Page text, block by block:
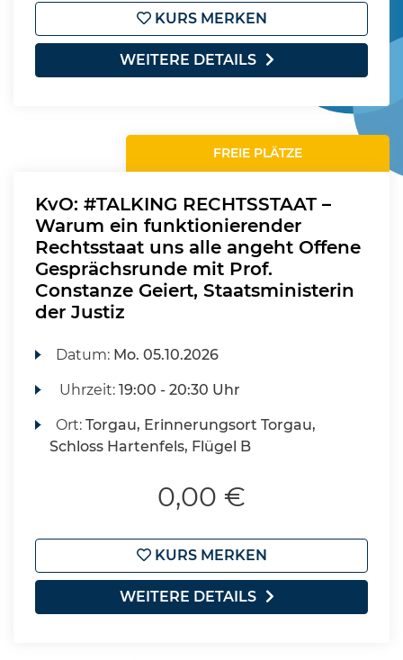
KURS MERKEN
WEITERE DETAILS
FREIE PLÄTZE
KvO: #TALKING RECHTSSTAAT –
Warum ein funktionierender
Rechtsstaat uns alle angeht Offene
Gesprächsrunde mit Prof.
Constanze Geiert, Staatsministerin
der Justiz
Datum: Mo. 05.10.2026
Uhrzeit:19:00 - 20:30 Uhr
Ort:Torgau, Erinnerungsort Torgau,
Schloss Hartenfels, Flügel B
0,00 €
KURS MERKEN
WEITERE DETAILS